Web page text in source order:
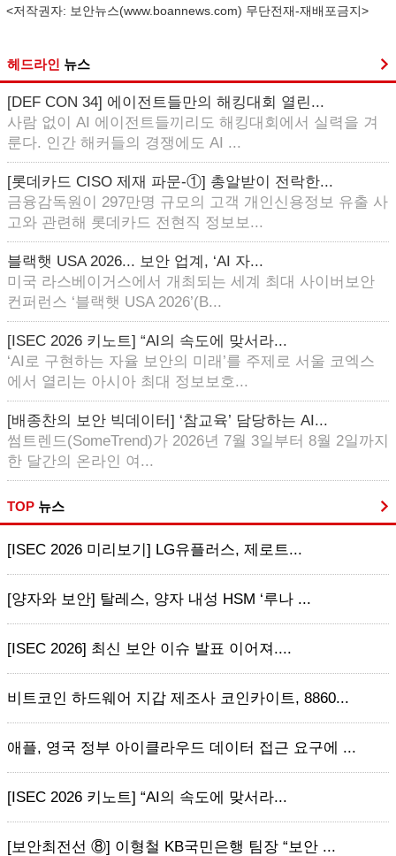
<저작권자: 보안뉴스(www.boannews.com) 무단전재-재배포금지>
헤드라인 뉴스
[DEF CON 34] 에이전트들만의 해킹대회 열린...
사람 없이 AI 에이전트들끼리도 해킹대회에서 실력을 겨
룬다. 인간 해커들의 경쟁에도 AI ...
[롯데카드 CISO 제재 파문-①] 총알받이 전락한...
금융감독원이 297만명 규모의 고객 개인신용정보 유출 사
고와 관련해 롯데카드 전현직 정보보...
블랙햇 USA 2026... 보안 업계, ‘AI 자...
미국 라스베이거스에서 개최되는 세계 최대 사이버보안
컨퍼런스 ‘블랙햇 USA 2026’(B...
[ISEC 2026 키노트] “AI의 속도에 맞서라...
‘AI로 구현하는 자율 보안의 미래’를 주제로 서울 코엑스
에서 열리는 아시아 최대 정보보호...
[배종찬의 보안 빅데이터] ‘참교육’ 담당하는 AI...
썸트렌드(SomeTrend)가 2026년 7월 3일부터 8월 2일까지
한 달간의 온라인 여...
TOP 뉴스
[ISEC 2026 미리보기] LG유플러스, 제로트...
[양자와 보안] 탈레스, 양자 내성 HSM ‘루나 ...
[ISEC 2026] 최신 보안 이슈 발표 이어져....
비트코인 하드웨어 지갑 제조사 코인카이트, 8860...
애플, 영국 정부 아이클라우드 데이터 접근 요구에 ...
[ISEC 2026 키노트] “AI의 속도에 맞서라...
[보안최전선 ⑧] 이형철 KB국민은행 팀장 “보안 ...